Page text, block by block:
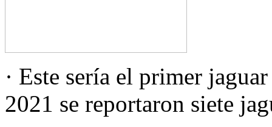
· Este sería el primer
2021 se reportaron siete